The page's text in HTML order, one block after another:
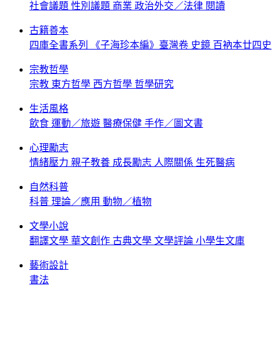
社會議題 性別議題 商業 政治外交／法律 閱讀
古籍善本
四庫全書系列
《子海珍本編》臺灣卷 史鏡 百衲本廿四史
宗教哲學
宗教 東方哲學 西方哲學 哲學研究
生活風格
飲食 運動／旅遊 醫療保健 手作／圖文書
心理勵志
情緒壓力 親子教養 成長勵志 人際關係 生死醫病
自然科普
科普 理論／應用 動物／植物
文學小說
翻譯文學 華文創作 古典文學 文學評論 小學生文庫
藝術設計
書法